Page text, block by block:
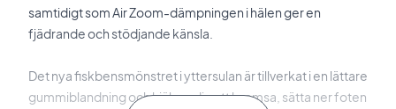
samtidigt som Air Zoom-dämpningen i hälen ger en
fjädrande och stödjande känsla.
Det nya fiskbensmönstret i yttersulan är tillverkat i en lättare
gummiblandning och hjälper dig att bromsa, sätta ner foten